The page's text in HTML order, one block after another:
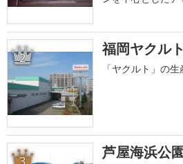
2 福岡ヤクル
「ヤクルト」の
芦屋海浜公